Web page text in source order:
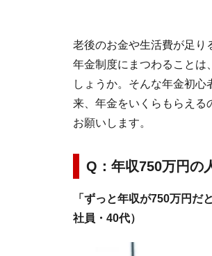
老後のお金や生活費が足り
年金制度にまつわることは
しょうか。そんな年金初
来、年金をいくらもらえる
お願いします。
Q：年収750万円の
「ずっと年収が750万円
社員・40代）